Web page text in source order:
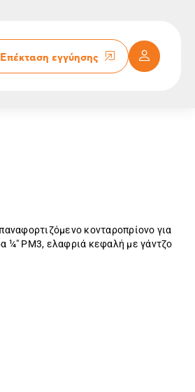
Επέκταση εγγύησης
κονταροπρίονο για
PM3, ελαφριά κεφαλή με γάντζο